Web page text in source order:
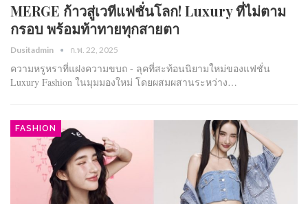
MERGE ก้าวสู่เวทีแฟชั่นโลก! Luxury ที่ไม่ตาม
กรอบ พร้อมท้าทายทุกสายตา
Dusitadmin ก.พ. 22, 2025
ความหรูหราที่แฝงความขบถ - ลุคที่สะท้อนนิยามใหม่ของแฟชั่น
Luxury Fashion ในมุมมองใหม่ โดยผสมผสานระหว่าง…
FASHION